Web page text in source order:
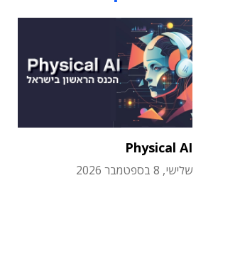
Physical AI
שלישי, 8 בספטמבר 2026